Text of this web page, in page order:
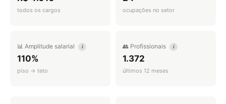
todos os cargos ocupações no setor
📊 Amplitude salarial i
110%
piso → teto
👥 Profissionais i
1.372
últimos 12 meses